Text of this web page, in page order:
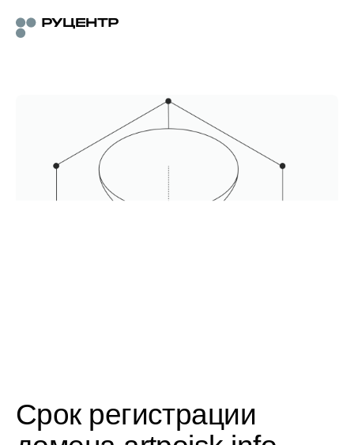
Срок регистрации